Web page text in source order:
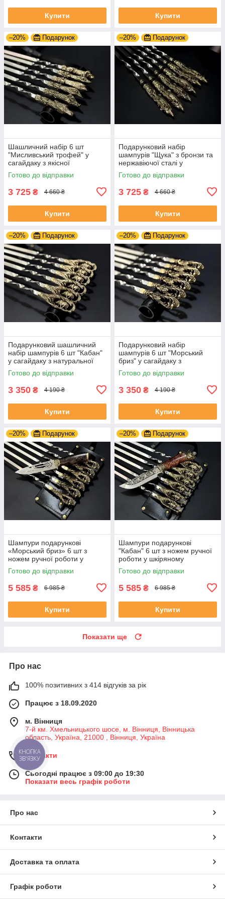
Купити Купити
–20% Подарунок
Шашличний набір 6 шт
"Мисливський трофей" у
сагайдаку з якісної
натуральної шкіри
Готово до відправки
3 725 ₴ 4 660 ₴
Купити
–20% Подарунок
Подарунковий набір
шампурів "Щука" з бронзи та
нержавіючої сталі у
шкіряному сагайдаку
Готово до відправки
3 725 ₴ 4 660 ₴
Купити
–20% Подарунок
Подарунковий шашличний
набір шампурів 6 шт "Кабан"
у сагайдаку з натуральної
шкіри
Готово до відправки
3 350 ₴ 4 190 ₴
Купити
–20% Подарунок
Подарунковий набір
шампурів 6 шт "Морський
бриз" у сагайдаку з
натуральної шкіри
Готово до відправки
3 350 ₴ 4 190 ₴
Купити
–20% Подарунок
Шампури подарункові
«Морський бриз» 6 шт з
ножем ручної роботи у
шкіряному сагайдаку
Готово до відправки
5 585 ₴ 6 985 ₴
Купити
–20% Подарунок
Шампури подарункові
"Кабан" 6 шт з ножем ручної
роботи у шкіряному
сагайдаку
Готово до відправки
5 585 ₴ 6 985 ₴
Купити
Показати ще
Про нас
100% позитивних з 414 відгуків за рік
Працює з 18.09.2020
м. Вінниця
7-й км. Хмельницького шосе, м. Вінниця, Вінницька
область, Україна, 21000 , Вінниця, Україна
Контакти
Сьогодні працює з 09:00 до 19:30
Показати весь графік роботи
Про нас
Контакти
Доставка та оплата
Графік роботи